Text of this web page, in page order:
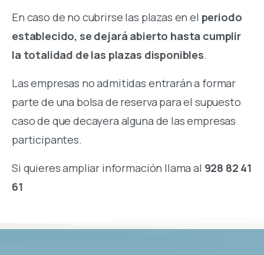
En caso de no cubrirse las plazas en el periodo
establecido, se dejará abierto hasta cumplir
la totalidad de las plazas disponibles.
Las empresas no admitidas entrarán a formar
parte de una bolsa de reserva para el supuesto
caso de que decayera alguna de las empresas
participantes.
Si quieres ampliar información llama al 928 82 41
61